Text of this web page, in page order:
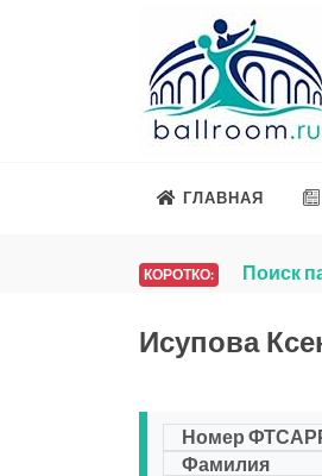
ГЛАВНАЯ
КОРОТКО: Поиск
Исупова
Номер
Фамилия